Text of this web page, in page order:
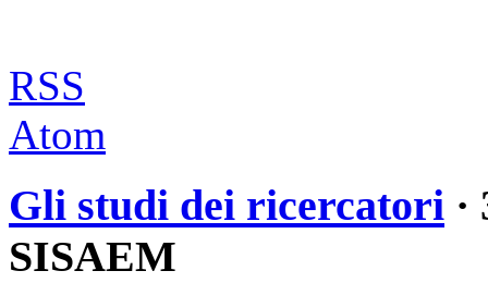
RSS
Atom
Gli studi dei ricercatori
SISAEM